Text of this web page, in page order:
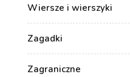
Wiersze i wierszyki
Zagadki
Zagraniczne